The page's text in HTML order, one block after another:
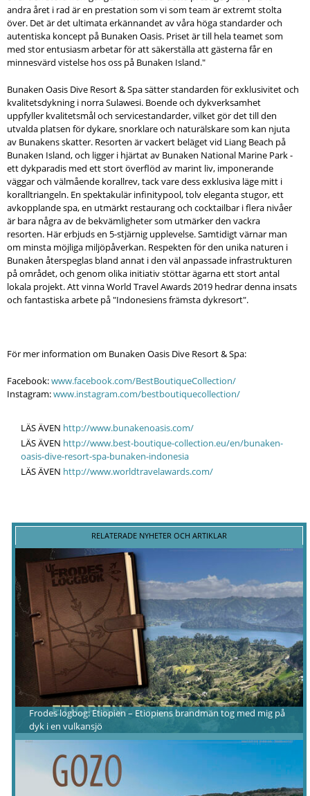
andra året i rad är en prestation som vi som team är extremt stolta
över. Det är det ultimata erkännandet av våra höga standarder och
autentiska koncept på Bunaken Oasis. Priset är till hela teamet som
med stor entusiasm arbetar för att säkerställa att gästerna får en
minnesvärd vistelse hos oss på Bunaken Island."
Bunaken Oasis Dive Resort & Spa sätter standarden för exklusivitet och
kvalitetsdykning i norra Sulawesi. Boende och dykverksamhet
uppfyller kvalitetsmål och servicestandarder, vilket gör det till den
utvalda platsen för dykare, snorklare och naturälskare som kan njuta
av Bunakens skatter. Resorten är vackert beläget vid Liang Beach på
Bunaken Island, och ligger i hjärtat av Bunaken National Marine Park -
ett dykparadis med ett stort överflöd av marint liv, imponerande
väggar och välmående korallrev, tack vare dess exklusiva läge mitt i
koralltriangeln. En spektakulär infinitypool, tolv eleganta stugor, ett
avkopplande spa, en utmärkt restaurang och cocktailbar i flera nivåer
är bara några av de bekvämligheter som utmärker den vackra
resorten. Här erbjuds en 5-stjärnig upplevelse. Samtidigt värnar man
om minsta möjliga miljöpåverkan. Respekten för den unika naturen i
Bunaken återspeglas bland annat i den väl anpassade infrastrukturen
på området, och genom olika initiativ stöttar ägarna ett stort antal
lokala projekt. Att vinna World Travel Awards 2019 hedrar denna insats
och fantastiska arbete på "Indonesiens främsta dykresort".
För mer information om Bunaken Oasis Dive Resort & Spa:
Facebook:www.facebook.com/BestBoutiqueCollection/
Instagram:www.instagram.com/bestboutiquecollection/
LÄS ÄVEN http://www.bunakenoasis.com/
LÄS ÄVEN http://www.best-boutique-collection.eu/en/bunaken-
oasis-dive-resort-spa-bunaken-indonesia
LÄS ÄVEN http://www.worldtravelawards.com/
RELATERADE NYHETER OCH ARTIKLAR
Frodes logbog: Etiopien – Etiopiens brandmän tog med mig på
dyk i en vulkansjö